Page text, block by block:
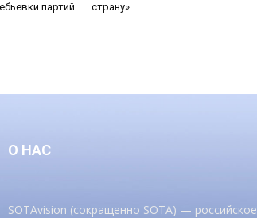
партий
страну»
О НАС
SOTAvision (сокращенно SOTA) —